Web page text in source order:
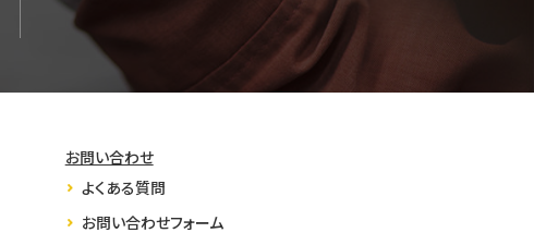
お問い合わせ
よくある質問
お問い合わせフォーム